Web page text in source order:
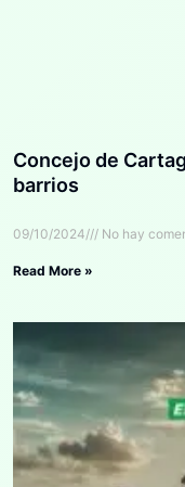
Concejo de
barrios
09/10/2024 No hay
Read More »